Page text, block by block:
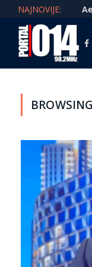
NAJNOVIJE: